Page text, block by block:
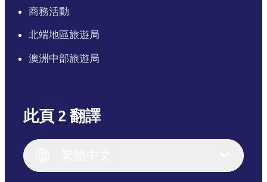
商務活動
北端地區旅遊局
澳洲中部旅遊局
此頁 2 翻譯
English (US)